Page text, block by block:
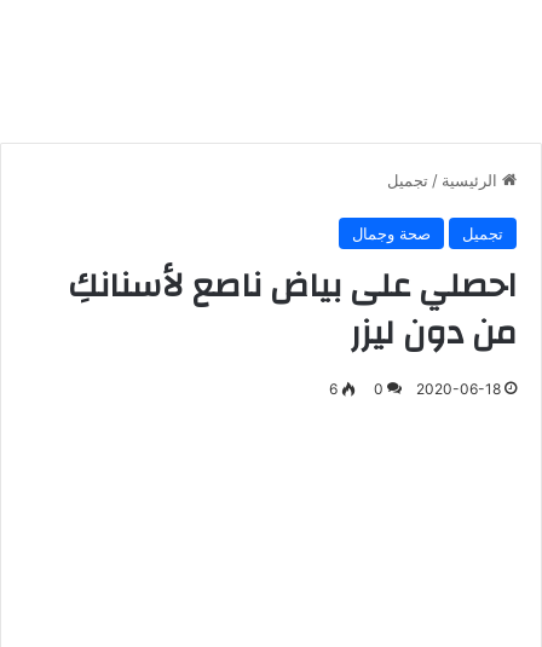
الرئيسية / تجميل
تجميل صحة وجمال
احصلي على بياض ناصع لأسنانكِ
من دون ليزر
2020-06-18
0
6